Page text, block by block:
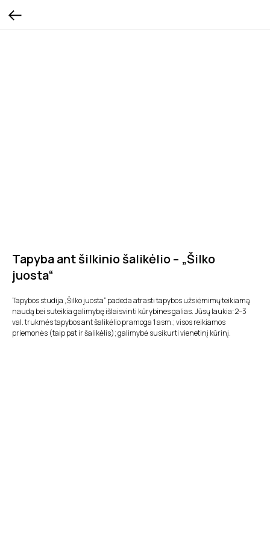
Tapyba ant šilkinio šalikėlio – „Šilko
juosta“
Tapybos studija „Šilko juosta“ padeda atrasti tapybos užsiėmimų teikiamą
naudą bei suteikia galimybę išlaisvinti kūrybines galias. Jūsų laukia: 2–3
val. trukmės tapybos ant šalikėlio pramoga 1 asm.; visos reikiamos
priemonės (taip pat ir šalikėlis); galimybė susikurti vienetinį kūrinį.